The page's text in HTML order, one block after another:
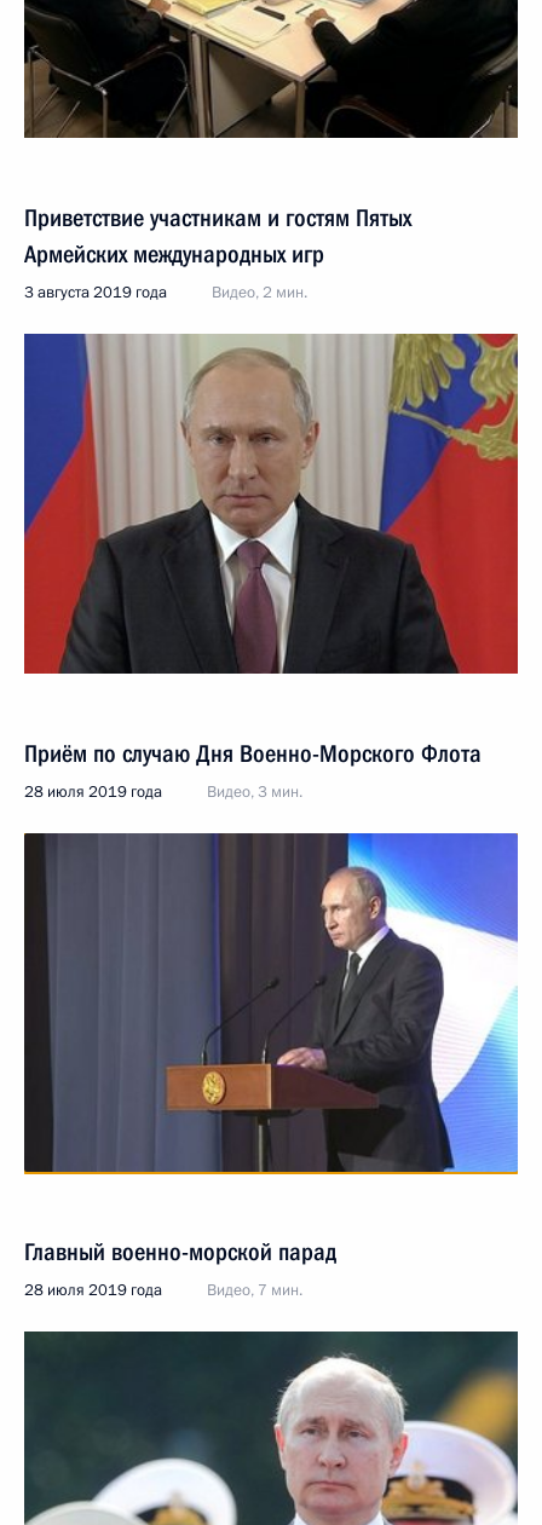
Приветствие участникам и гостям Пятых
Армейских международных игр
3 августа 2019 года Видео, 2 мин.
Приём по случаю Дня Военно-Морского Флота
28 июля 2019 года Видео, 3 мин.
Главный военно-морской парад
28 июля 2019 года Видео, 7 мин.